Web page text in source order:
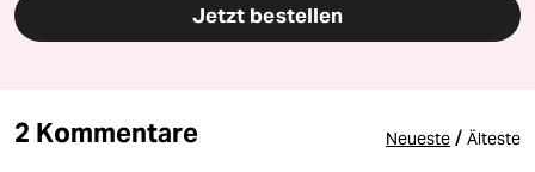
Jetzt bestellen
2 Kommentare Neueste / Älteste